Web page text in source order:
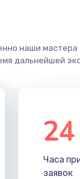
наши
дальнейшей
24
Часа
заявок